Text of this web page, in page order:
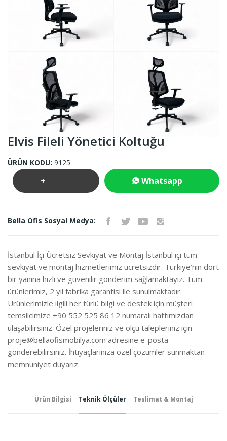
Elvis Fileli Yönetici Koltuğu
ÜRÜN KODU: 9125
+ Whatsapp
Bella Ofis Sosyal Medya:
İstanbul İçi Ücretsiz Sevkiyat ve Montaj İstanbul içi tüm
sevkiyat ve montaj hizmetlerimiz ücretsizdir. Türkiye’nin dört
bir yanına hızlı ve güvenilir gönderim sağlamaktayız. Tüm
ürünlerimiz, 2 yıl fabrika garantisi ile sunulmaktadır.
Ürünlerimizle ilgili her türlü bilgi ve destek için müşteri
temsilcimize +90 552 525 86 12 numaralı hattımızdan
ulaşabilirsiniz. Özel projeleriniz ve ölçü talepleriniz için
proje@bellaofismobilya.com adresine e-posta
gönderebilirsiniz. İhtiyaçlarınıza özel çözümler sunmaktan
memnuniyet duyarız.
Ürün Bilgisi Teknik Ölçüler Teslimat & Montaj